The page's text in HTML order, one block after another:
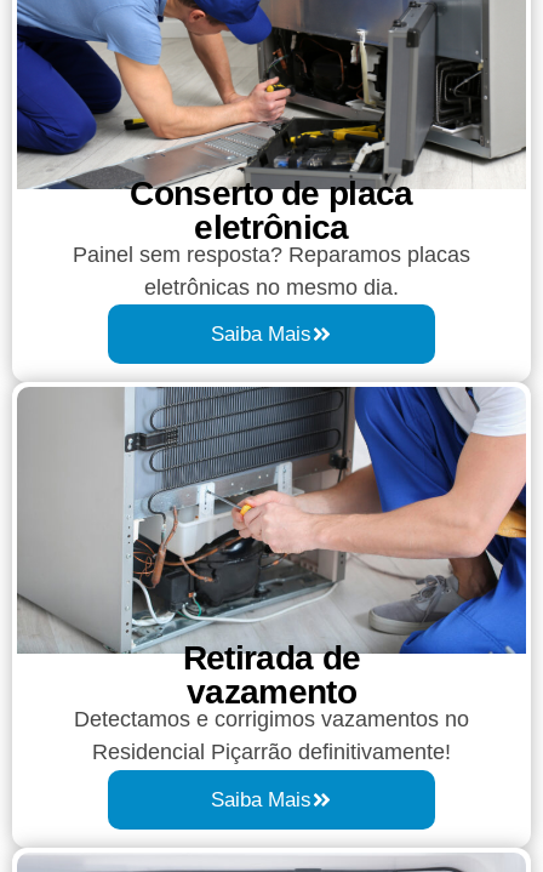
Conserto de placa
eletrônica
Painel sem resposta? Reparamos placas
eletrônicas no mesmo dia.
Saiba Mais
Retirada de
vazamento​​
Detectamos e corrigimos vazamentos no
Residencial Piçarrão definitivamente!
Saiba Mais